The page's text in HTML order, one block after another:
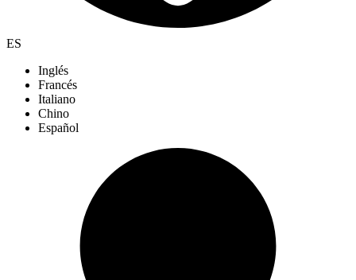
ES
Inglés
Francés
Italiano
Chino
Español